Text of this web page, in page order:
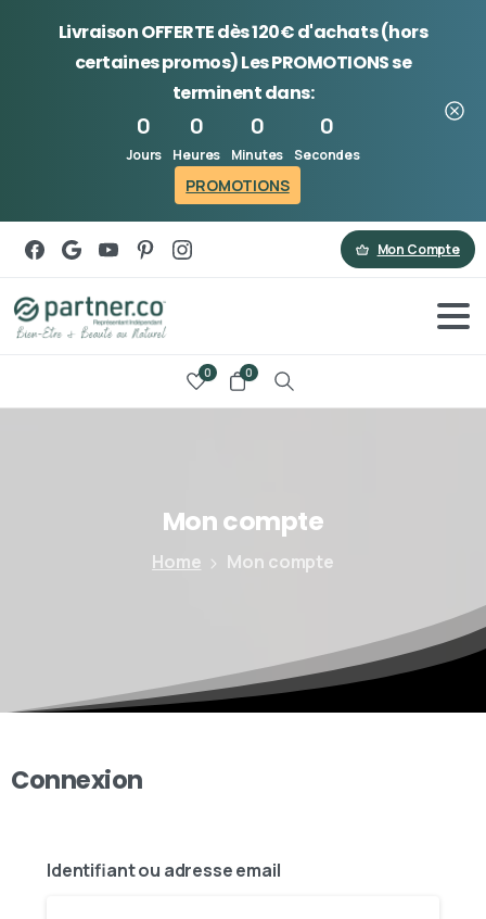
Livraison OFFERTE dès 120€ d'achats (hors
certaines promos) LesPROMOTIONSse
terminent dans:
0
Jours
0
Heures
0
Minutes
0
Secondes
PROMOTIONS
Mon Compte
0 0
Search
Moncompte
Home Mon compte
Connexion
Identifiant ou adresse email